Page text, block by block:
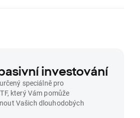
investování
speciálně pro
který Vám pomůže
Vašich dlouhodobých